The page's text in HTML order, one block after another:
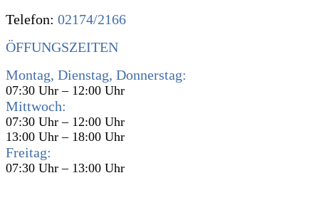
Telefon: 02174/2166
ÖFFUNGSZEITEN
Montag, Dienstag, Donnerstag:
07:30 Uhr – 12:00 Uhr
Mittwoch:
07:30 Uhr – 12:00 Uhr
13:00 Uhr – 18:00 Uhr
Freitag:
07:30 Uhr – 13:00 Uhr